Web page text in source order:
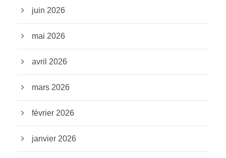
juin 2026
mai 2026
avril 2026
mars 2026
février 2026
janvier 2026